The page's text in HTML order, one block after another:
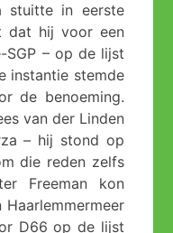
stuitte in eerste
dat hij voor een
SGP – op de lijst
instantie stemde
de benoeming.
van der Linden
– hij stond op
die reden zelfs
Freeman kon
D66 op de lijst